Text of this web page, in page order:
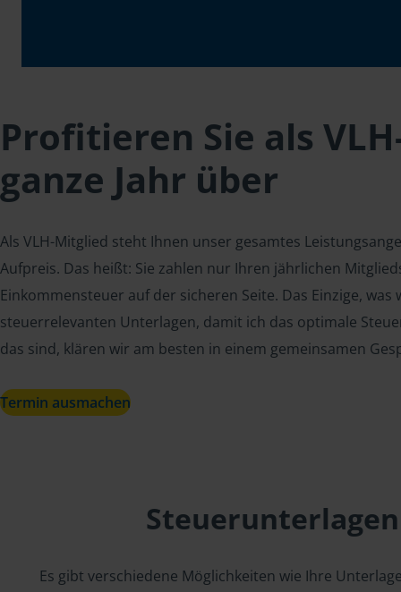
Profitieren Sie als
ganze Jahr über
Als VLH-Mitglied steht Ihnen unser gesamtes
Aufpreis. Das heißt: Sie zahlen nur Ihren jährlichen
Einkommensteuer auf der sicheren Seite. Das Einzige,
steuerrelevanten Unterlagen, damit ich das optimale
das sind, klären wir am besten in einem gemeinsamen
Termin ausmachen
Es gibt verschiedene Möglichkeiten wie Ihre